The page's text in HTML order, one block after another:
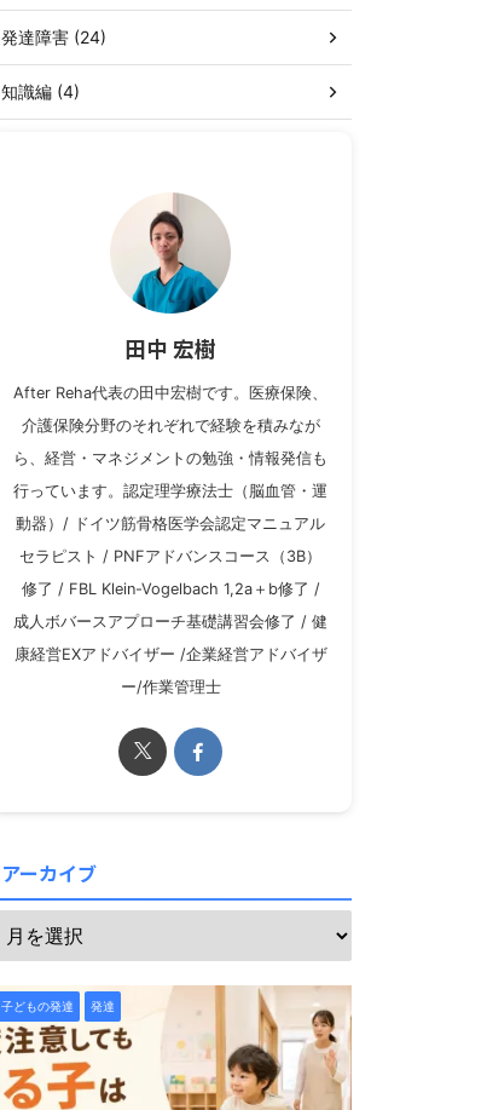
発達障害 (24)
知識編 (4)
田中 宏樹
After Reha代表の田中宏樹です。医療保険、
介護保険分野のそれぞれで経験を積みなが
ら、経営・マネジメントの勉強・情報発信も
行っています。認定理学療法士（脳血管・運
動器）/ ドイツ筋骨格医学会認定マニュアル
セラピスト / PNFアドバンスコース（3B）
修了 / FBL Klein-Vogelbach 1,2a＋b修了 /
成人ボバースアプローチ基礎講習会修了 / 健
康経営EXアドバイザー /企業経営アドバイザ
ー/作業管理士
アーカイブ
子どもの発達 発達